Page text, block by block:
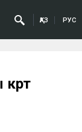
ҚАЗ РУС